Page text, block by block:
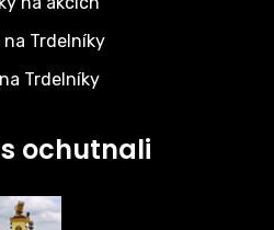
na Trdelníky
Trdelníky
ochutnali